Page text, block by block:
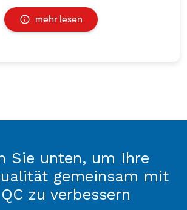
mehr lesen
Sie unten, um Ihre
gemeinsam mit
zu verbessern